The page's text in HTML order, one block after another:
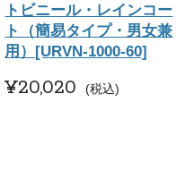
トビニール・レインコー
ト（簡易タイプ・男女兼
用）[URVN-1000-60]
¥20,020 税込